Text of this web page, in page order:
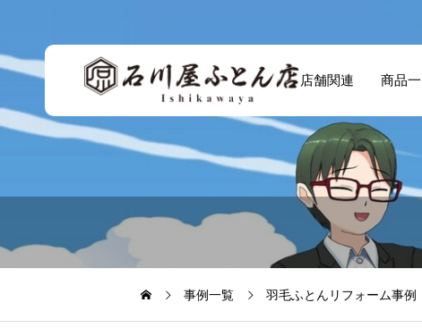
店舗関連 商品
事例一覧 羽毛ふとんリフォーム事例